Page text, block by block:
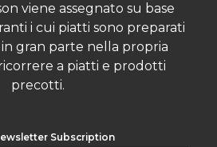
viene assegnato su base
i cui piatti sono preparati
gran parte nella propria
a piatti e prodotti
precotti.
Subscription